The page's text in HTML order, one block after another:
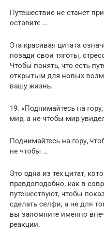
Путешествие не станет
оставите …
Эта красивая цитата
позади свои тяготы,
Чтобы понять, что есть
открытым для новых
вашу жизнь.
19. «Поднимайтесь на
мир, а не чтобы мир
Поднимайтесь на гору,
не чтобы …
Это одна из тех цитат,
правдоподобно, как в
путешествуют, чтобы
сделать селфи, а не для
вы запомните именно
реакции.